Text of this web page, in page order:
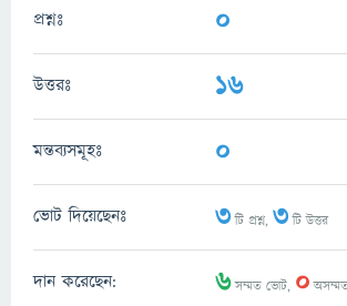
প্রশ্নঃ 0
উত্তরঃ 16
মন্তব্যসমূহঃ 0
ভোট দিয়েছেনঃ 3টি প্রশ্ন, 3টি উত্তর
দান করেছেন: 6সম্মত ভোট, 0